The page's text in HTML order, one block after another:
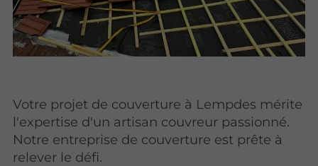
Votre projet de couverture à Lempdes mérite
l'expertise d'un artisan couvreur passionné.
Notre entreprise de couverture est prête à
relever le défi.